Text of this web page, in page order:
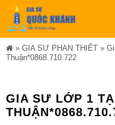
» GIA SƯ PHAN THIẾT »
Thuận*0868.710.722
GIA SƯ LỚP 1